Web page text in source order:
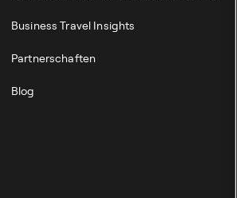
Business Travel Insights
Partnerschaften
Blog